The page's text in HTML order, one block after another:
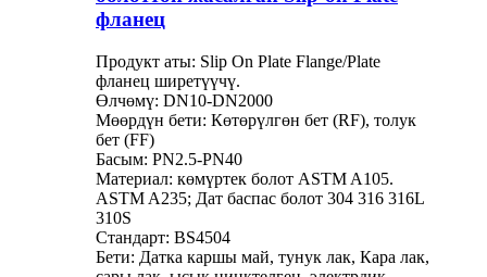
фланец
Продукт аты: Slip On Plate Flange/Plate
фланец ширетүүчү.
Өлчөмү: DN10-DN2000
Мөөрдүн бети: Көтөрүлгөн бет (RF), толук
бет (FF)
Басым: PN2.5-PN40
Материал: көмүртек болот ASTM A105.
ASTM A235; Дат баспас болот 304 316 316L
310S
Стандарт: BS4504
Бети: Датка каршы май, тунук лак, Кара лак,